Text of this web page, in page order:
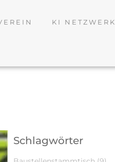
KI NETZWERK
Schlagwörter